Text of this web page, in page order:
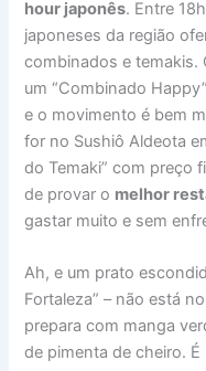
hour japonês. Entre
japoneses da região
combinados e temakis.
um “Combinado
e o movimento é bem
for no Sushiô Aldeota
do Temaki” com preço
de provar o melhor
gastar muito e sem
Ah, e um prato
Fortaleza” – não está
prepara com manga
de pimenta de cheiro.